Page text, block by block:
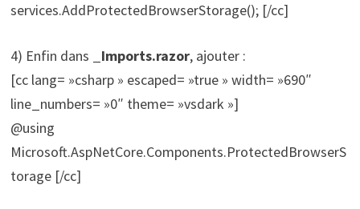
services.AddProtectedBrowserStorage(); [/cc]
4) Enfin dans _Imports.razor, ajouter :
[cc lang= »csharp » escaped= »true » width= »690″
line_numbers= »0″ theme= »vsdark »]
@using
Microsoft.AspNetCore.Components.ProtectedBrowserS
torage [/cc]